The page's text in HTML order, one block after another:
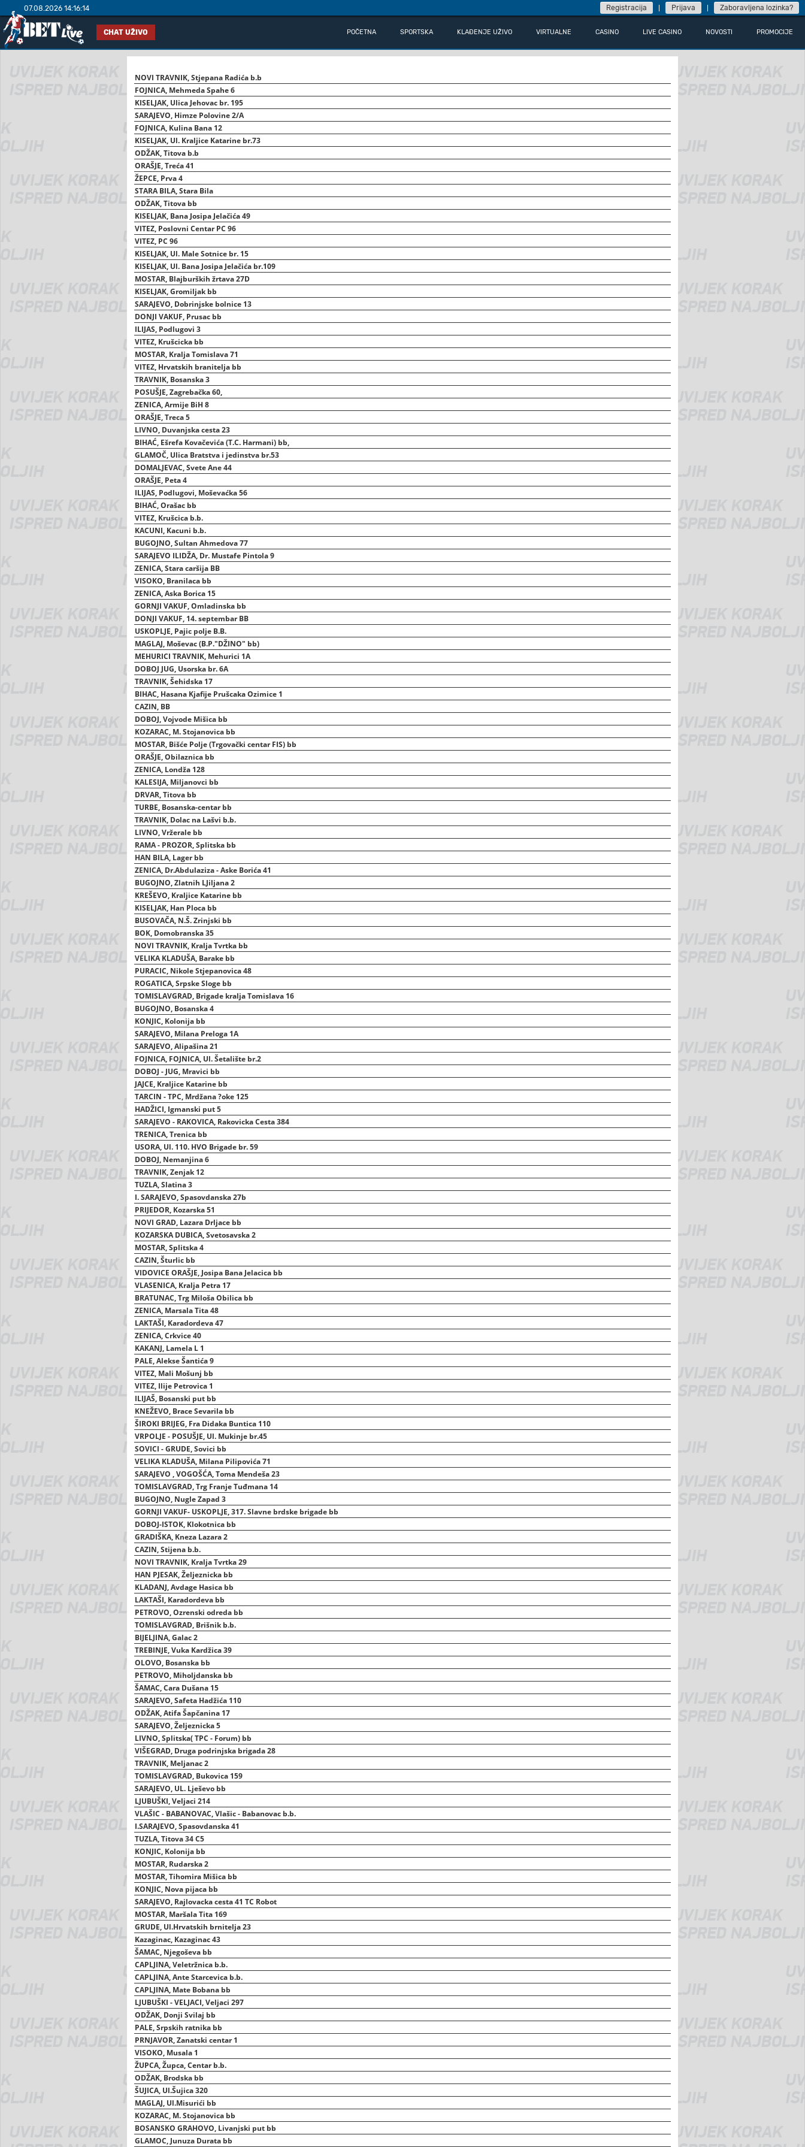
07.08.2026 14:16:15 Registracija Prijava Zaboravljena lozinka?
CHAT UŽIVO POČETNA SPORTSKA KLAĐENJE UŽIVO VIRTUALNE CASINO LIVE CASINO NOVOSTI PROMOCIJE
NOVI TRAVNIK, Stjepana Radića b.b
FOJNICA, Mehmeda Spahe 6
KISELJAK, Ulica Jehovac br. 195
SARAJEVO, Himze Polovine 2/A
FOJNICA, Kulina Bana 12
KISELJAK, Ul. Kraljice Katarine br.73
ODŽAK, Titova b.b
ORAŠJE, Treća 41
ŽEPCE, Prva 4
STARA BILA, Stara Bila
ODŽAK, Titova bb
KISELJAK, Bana Josipa Jelačića 49
VITEZ, Poslovni Centar PC 96
VITEZ, PC 96
KISELJAK, Ul. Male Sotnice br. 15
KISELJAK, Ul. Bana Josipa Jelačića br.109
MOSTAR, Blajburških žrtava 27D
KISELJAK, Gromiljak bb
SARAJEVO, Dobrinjske bolnice 13
DONJI VAKUF, Prusac bb
ILIJAS, Podlugovi 3
VITEZ, Krušcicka bb
MOSTAR, Kralja Tomislava 71
VITEZ, Hrvatskih branitelja bb
TRAVNIK, Bosanska 3
POSUŠJE, Zagrebačka 60,
ZENICA, Armije BiH 8
ORAŠJE, Treca 5
LIVNO, Duvanjska cesta 23
BIHAĆ, Ešrefa Kovačevića (T.C. Harmani) bb,
GLAMOČ, Ulica Bratstva i jedinstva br.53
DOMALJEVAC, Svete Ane 44
ORAŠJE, Peta 4
ILIJAS, Podlugovi, Moševaćka 56
BIHAĆ, Orašac bb
VITEZ, Krušcica b.b.
KACUNI, Kacuni b.b.
BUGOJNO, Sultan Ahmedova 77
SARAJEVO ILIDŽA, Dr. Mustafe Pintola 9
ZENICA, Stara caršija BB
VISOKO, Branilaca bb
ZENICA, Aska Borica 15
GORNJI VAKUF, Omladinska bb
DONJI VAKUF, 14. septembar BB
USKOPLJE, Pajic polje B.B.
MAGLAJ, Moševac (B.P."DŽINO" bb)
MEHURICI TRAVNIK, Mehurici 1A
DOBOJ JUG, Usorska br. 6A
TRAVNIK, Šehidska 17
BIHAC, Hasana Kjafije Prušcaka Ozimice 1
CAZIN, BB
DOBOJ, Vojvode Mišica bb
KOZARAC, M. Stojanovica bb
MOSTAR, Bišće Polje (Trgovački centar FIS) bb
ORAŠJE, Obilaznica bb
ZENICA, Londža 128
KALESIJA, Miljanovci bb
DRVAR, Titova bb
TURBE, Bosanska-centar bb
TRAVNIK, Dolac na Lašvi b.b.
LIVNO, Vržerale bb
RAMA - PROZOR, Splitska bb
HAN BILA, Lager bb
ZENICA, Dr.Abdulaziza - Aske Borića 41
BUGOJNO, Zlatnih LJiljana 2
KREŠEVO, Kraljice Katarine bb
KISELJAK, Han Ploca bb
BUSOVAČA, N.Š. Zrinjski bb
BOK, Domobranska 35
NOVI TRAVNIK, Kralja Tvrtka bb
VELIKA KLADUŠA, Barake bb
PURACIC, Nikole Stjepanovica 48
ROGATICA, Srpske Sloge bb
TOMISLAVGRAD, Brigade kralja Tomislava 16
BUGOJNO, Bosanska 4
KONJIC, Kolonija bb
SARAJEVO, Milana Preloga 1A
SARAJEVO, Alipašina 21
FOJNICA, FOJNICA, Ul. Šetalište br.2
DOBOJ - JUG, Mravici bb
JAJCE, Kraljice Katarine bb
TARCIN - TPC, Mrdžana ?oke 125
HADŽICI, Igmanski put 5
SARAJEVO - RAKOVICA, Rakovicka Cesta 384
TRENICA, Trenica bb
USORA, Ul. 110. HVO Brigade br. 59
DOBOJ, Nemanjina 6
TRAVNIK, Zenjak 12
TUZLA, Slatina 3
I. SARAJEVO, Spasovdanska 27b
PRIJEDOR, Kozarska 51
NOVI GRAD, Lazara Drljace bb
KOZARSKA DUBICA, Svetosavska 2
MOSTAR, Splitska 4
CAZIN, Šturlic bb
VIDOVICE ORAŠJE, Josipa Bana Jelacica bb
VLASENICA, Kralja Petra 17
BRATUNAC, Trg Miloša Obilica bb
ZENICA, Marsala Tita 48
LAKTAŠI, Karadordeva 47
ZENICA, Crkvice 40
KAKANJ, Lamela L 1
PALE, Alekse Šantića 9
VITEZ, Mali Mošunj bb
VITEZ, Ilije Petrovica 1
ILIJAŠ, Bosanski put bb
KNEŽEVO, Brace Sevarila bb
ŠIROKI BRIJEG, Fra Didaka Buntica 110
VRPOLJE - POSUŠJE, Ul. Mukinje br.45
SOVICI - GRUDE, Sovici bb
VELIKA KLADUŠA, Milana Pilipovića 71
SARAJEVO , VOGOŠĆA, Toma Mendeša 23
TOMISLAVGRAD, Trg Franje Tuđmana 14
BUGOJNO, Nugle Zapad 3
GORNJI VAKUF- USKOPLJE, 317. Slavne brdske brigade bb
DOBOJ-ISTOK, Klokotnica bb
GRADIŠKA, Kneza Lazara 2
CAZIN, Stijena b.b.
NOVI TRAVNIK, Kralja Tvrtka 29
HAN PJESAK, Željeznicka bb
KLADANJ, Avdage Hasica bb
LAKTAŠI, Karadordeva bb
PETROVO, Ozrenski odreda bb
TOMISLAVGRAD, Brišnik b.b.
BIJELJINA, Galac 2
TREBINJE, Vuka Kardžica 39
OLOVO, Bosanska bb
PETROVO, Miholjdanska bb
ŠAMAC, Cara Dušana 15
SARAJEVO, Safeta Hadžića 110
ODŽAK, Atifa Šapčanina 17
SARAJEVO, Željeznicka 5
LIVNO, Splitska( TPC - Forum) bb
VIŠEGRAD, Druga podrinjska brigada 28
TRAVNIK, Meljanac 2
TOMISLAVGRAD, Bukovica 159
SARAJEVO, UL. Lješevo bb
LJUBUŠKI, Veljaci 214
VLAŠIC - BABANOVAC, Vlašic - Babanovac b.b.
I.SARAJEVO, Spasovdanska 41
TUZLA, Titova 34 C5
KONJIC, Kolonija bb
MOSTAR, Rudarska 2
MOSTAR, Tihomira Mišica bb
KONJIC, Nova pijaca bb
SARAJEVO, Rajlovacka cesta 41 TC Robot
MOSTAR, Maršala Tita 169
GRUDE, Ul.Hrvatskih brnitelja 23
Kazaginac, Kazaginac 43
ŠAMAC, Njegoševa bb
CAPLJINA, Veletržnica b.b.
CAPLJINA, Ante Starcevica b.b.
CAPLJINA, Mate Bobana bb
LJUBUŠKI - VELJACI, Veljaci 297
ODŽAK, Donji Svilaj bb
PALE, Srpskih ratnika bb
PRNJAVOR, Zanatski centar 1
VISOKO, Musala 1
ŽUPCA, Župca, Centar b.b.
ODŽAK, Brodska bb
ŠUJICA, Ul.Šujica 320
MAGLAJ, Ul.Misurići bb
KOZARAC, M. Stojanovica bb
BOSANSKO GRAHOVO, Livanjski put bb
GLAMOC, Junuza Durata bb